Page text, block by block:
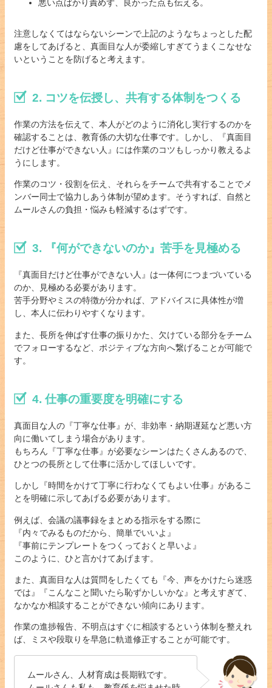
悪い点ばかり責めず、良かった点も伝える。
注意しなくてはならないシーンで上記のようなちょっとした配
慮をしてあげると、真面目な人が委縮しすぎてうまくこなせな
いということを防げると考えます。
2. コツを伝授し、共有する体制をつくる
作業の方法を伝えて、本人がどのように消化し実行するのかを
確認することは、教育係の大切な仕事です。しかし、『真面目
だけど仕事ができない人』には作業のコツもしっかり教えるよ
うにします。
作業のコツ・役割を伝え、それらをチームで共有することでメ
ンバー同士で協力しあう体制が望めます。そうすれば、自然と
ムールさんの負担・悩みも軽減するはずです。
3. 『何ができないのか』苦手を見極める
『真面目だけど仕事ができない人』は一体何につまづいている
のか、見極める必要があります。
苦手分野やミスの特徴が分かれば、アドバイスに具体性が増
し、本人に伝わりやすくなります。
また、長所を伸ばす仕事の振りかた、欠けている部分をチーム
でフォローするなど、ポジティブな方向へ繋げることが可能で
す。
4. 仕事の重要度を明確にする
真面目な人の『丁寧な仕事』が、非効率・納期遅延など悪い方
向に働いてしまう場合があります。
もちろん『丁寧な仕事』が必要なシーンはたくさんあるので、
ひとつの長所として仕事に活かしてほしいです。
しかし『時間をかけて丁寧に行わなくてもよい仕事』があるこ
とを明確に示してあげる必要があります。
例えば、会議の議事録をまとめる指示をする際に
『内々でみるものだから、簡単でいいよ』
『事前にテンプレートをつくっておくと早いよ』
このように、ひと言かけてあげます。
また、真面目な人は質問をしたくても『今、声をかけたら迷惑
では』『こんなこと聞いたら恥ずかしいかな』と考えすぎて、
なかなか相談することができない傾向にあります。
作業の進捗報告、不明点はすぐに相談するという体制を整えれ
ば、ミスや段取りを早急に軌道修正することが可能です。
ムールさん、人材育成は長期戦です。